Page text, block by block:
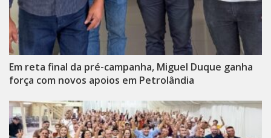
Em reta final da pré-campanha, Miguel Duque ganha
força com novos apoios em Petrolândia